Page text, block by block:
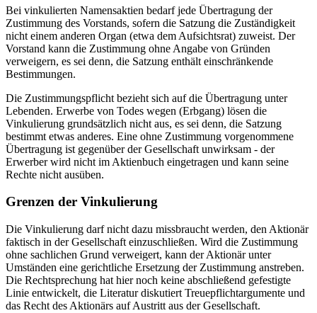
Bei vinkulierten Namensaktien bedarf jede Übertragung der
Zustimmung des Vorstands, sofern die Satzung die Zuständigkeit
nicht einem anderen Organ (etwa dem Aufsichtsrat) zuweist. Der
Vorstand kann die Zustimmung ohne Angabe von Gründen
verweigern, es sei denn, die Satzung enthält einschränkende
Bestimmungen.
Die Zustimmungspflicht bezieht sich auf die Übertragung unter
Lebenden. Erwerbe von Todes wegen (Erbgang) lösen die
Vinkulierung grundsätzlich nicht aus, es sei denn, die Satzung
bestimmt etwas anderes. Eine ohne Zustimmung vorgenommene
Übertragung ist gegenüber der Gesellschaft unwirksam - der
Erwerber wird nicht im Aktienbuch eingetragen und kann seine
Rechte nicht ausüben.
Grenzen der Vinkulierung
Die Vinkulierung darf nicht dazu missbraucht werden, den Aktionär
faktisch in der Gesellschaft einzuschließen. Wird die Zustimmung
ohne sachlichen Grund verweigert, kann der Aktionär unter
Umständen eine gerichtliche Ersetzung der Zustimmung anstreben.
Die Rechtsprechung hat hier noch keine abschließend gefestigte
Linie entwickelt, die Literatur diskutiert Treuepflichtargumente und
das Recht des Aktionärs auf Austritt aus der Gesellschaft.